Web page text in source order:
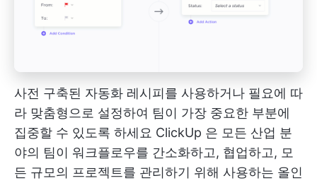
사전 구축된 자동화 레시피를 사용하거나 필요에 따
라 맞춤형으로 설정하여 팀이 가장 중요한 부분에
집중할 수 있도록 하세요 ClickUp 은 모든 산업 분
야의 팀이 워크플로우를 간소화하고, 협업하고, 모
든 규모의 프로젝트를 관리하기 위해 사용하는 올인